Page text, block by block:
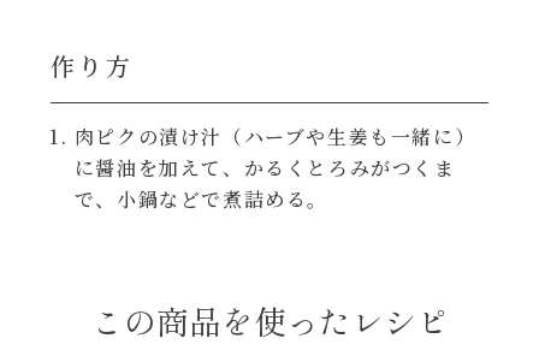
シャンタン粉末（シャンタンチーズニングを
含む）
パウチのまんまシリーズ
焼肉のたれ 二代目
やみつききゃべつの塩たれ
聖護院かぶらのもみじおろしぽん酢
作り方
肉ピクの漬け汁（ハーブや生姜も一緒に）
に醤油を加えて、かるくとろみがつくま
で、小鍋などで煮詰める。
この商品を使ったレシピ